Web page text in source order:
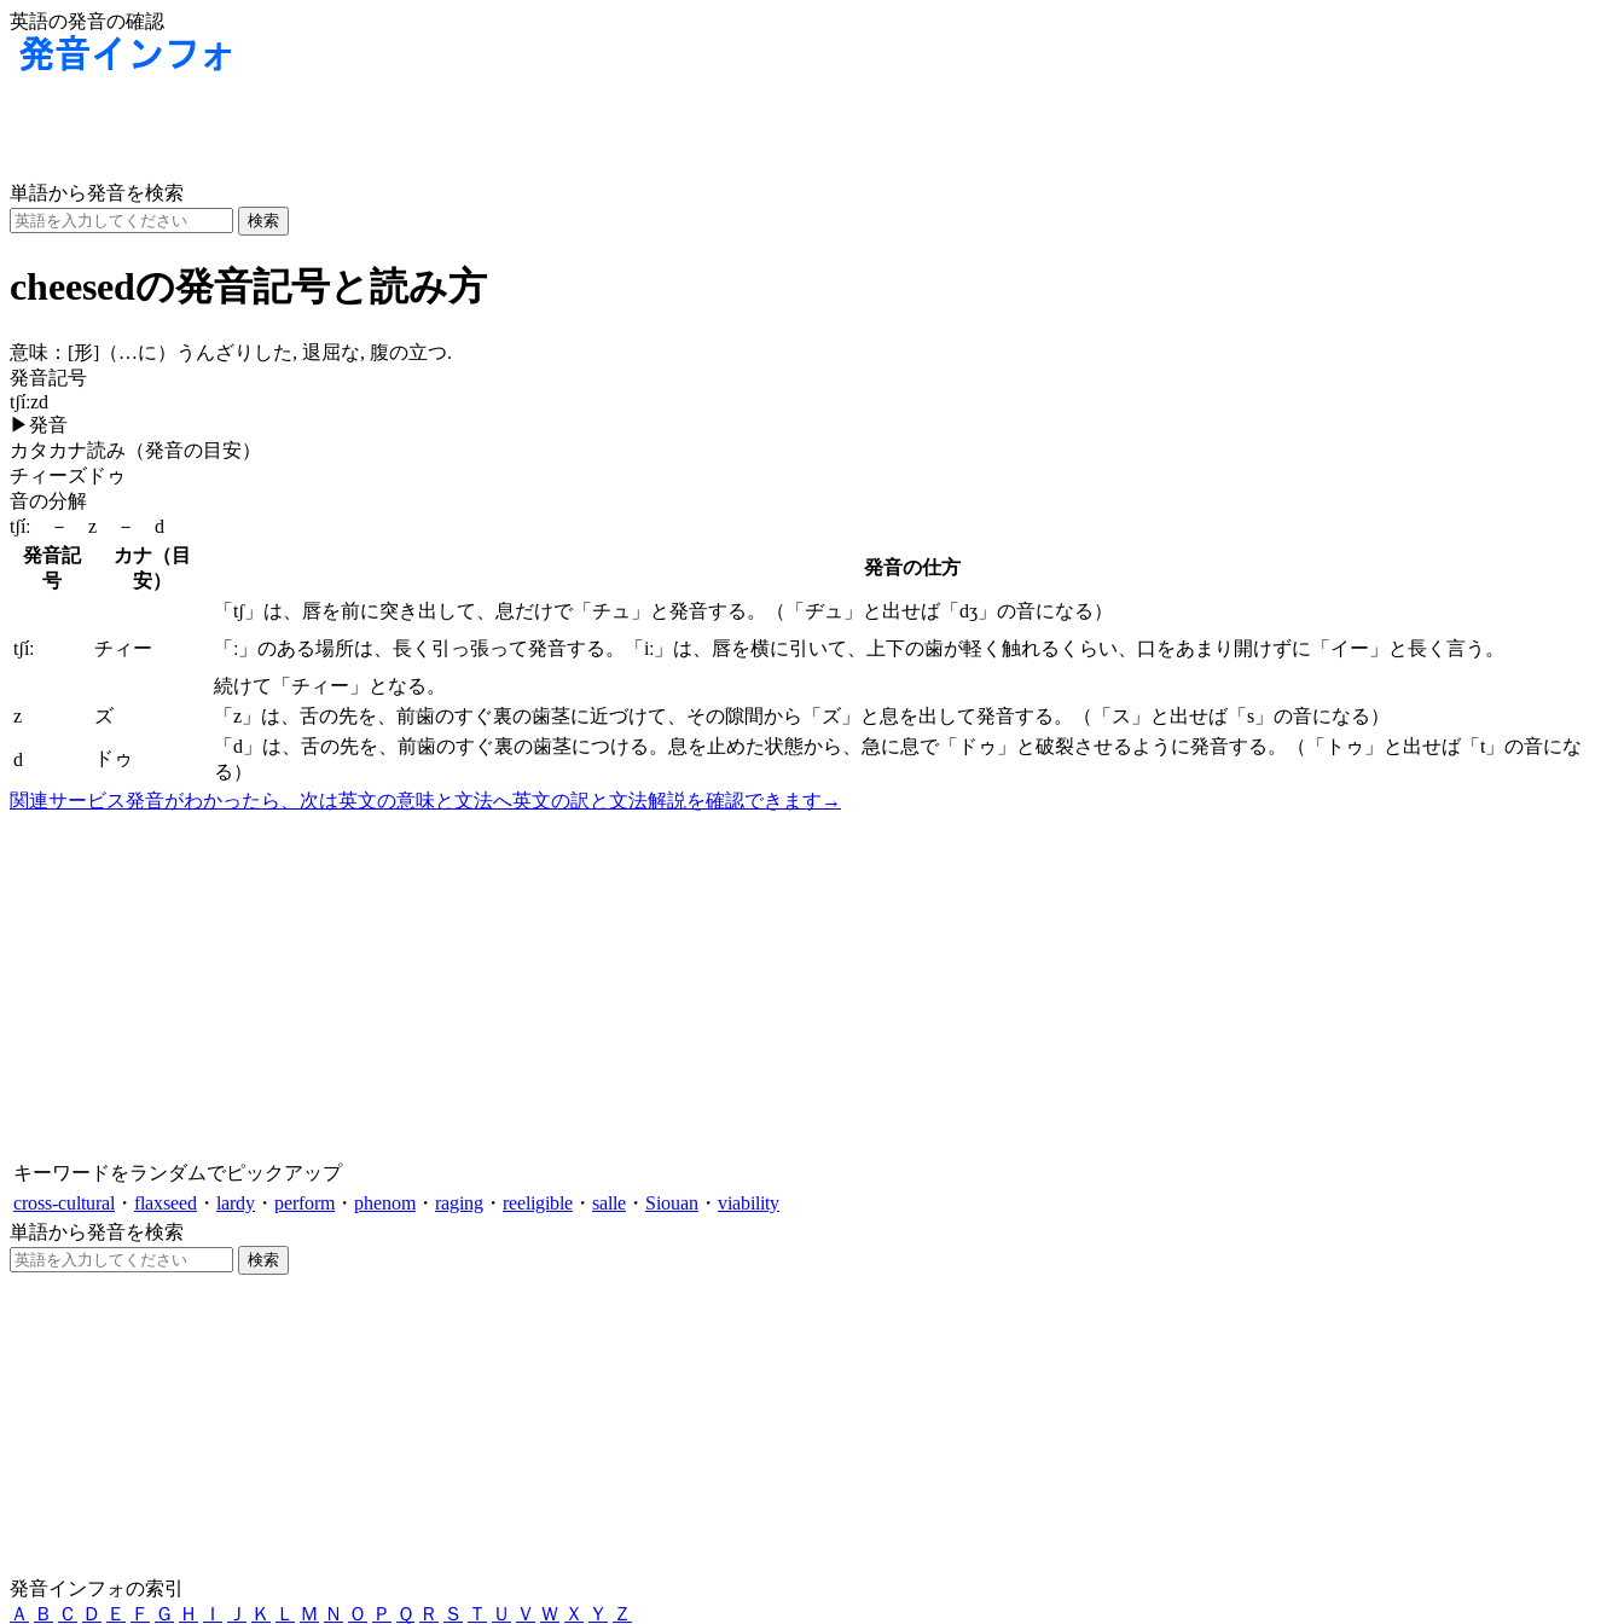
英語の発音の確認
単語から発音を検索
cheesedの発音記号と読み方
意味： [形] （…に）うんざりした, 退屈な, 腹の立つ.
発音記号
tʃíːzd
▶発音
カタカナ読み（発音の目安）
チィーズドゥ
音の分解
tʃíː － z － d
発音記
号
カナ（目
安）
発音の仕方
tʃíː チィー
「tʃ」は、唇を前に突き出して、息だけで「チュ」と発音する。（「ヂュ」と出せば「dʒ」の音になる）
「ː」のある場所は、長く引っ張って発音する。「iː」は、唇を横に引いて、上下の歯が軽く触れるくらい、口をあまり開けずに「イー」と長く言う。
続けて「チィー」となる。
z
ズ 「z」は、舌の先を、前歯のすぐ裏の歯茎に近づけて、その隙間から「ズ」と息を出して発音する。（「ス」と出せば「s」の音になる）
d ドゥ
「d」は、舌の先を、前歯のすぐ裏の歯茎につける。息を止めた状態から、急に息で「ドゥ」と破裂させるように発音する。（「トゥ」と出せば「t」の音にな
る）
関連サービス発音がわかったら、次は英文の意味と文法へ英文の訳と文法解説を確認できます →
キーワードをランダムでピックアップ
cross-cultural ・ flaxseed ・ lardy ・ perform ・ phenom ・ raging ・ reeligible ・ salle ・ Siouan ・ viability
単語から発音を検索
発音インフォの索引
Ａ
Ｂ Ｃ Ｄ Ｅ Ｆ Ｇ Ｈ Ｉ Ｊ Ｋ Ｌ Ｍ Ｎ Ｏ Ｐ Ｑ Ｒ Ｓ Ｔ Ｕ Ｖ Ｗ Ｘ Ｙ Ｚ